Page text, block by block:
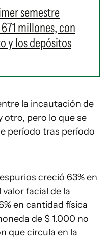
semestre
millones, con
y los depósitos
la incautación de
otro, pero lo que se
período tras período
creció 63% en
facial de la
en cantidad física
de $ 1.000 no
que circula en la